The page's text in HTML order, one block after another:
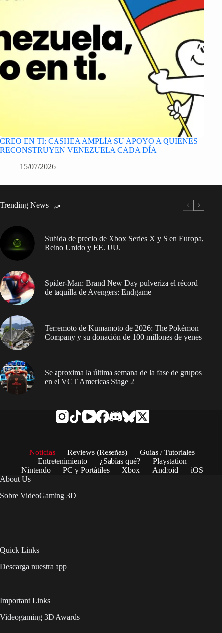
CREO EN TI: CASHEA AMPLÍA SU APOYO A QUIENES
RECONSTRUYEN VENEZUELA CADA DÍA
15/07/2026
Trending News
Subida de precio de Xbox Series X y S en Europa,
Reino Unido y EE. UU.
Spider-Man: Brand New Day pulveriza el récord
de taquilla de Avengers: Endgame
Terremoto de Kumamoto de 2026: The Pokémon
Company y su donación de 100 millones de yenes
Se aproxima la última semana de la fase de grupos
en el VCT Americas Stage 2
Noticias Reviews (Reseñas)
Guias / Tutoriales
Entretenimiento
¿Sabías qué?
Playstation
Nintendo
PC y Portátiles Xbox Android
iOS
About Us
Sobre VideoGaming 3D
Quick Links
Descarga nuestra app
Important Links
Videogaming 3D Awards